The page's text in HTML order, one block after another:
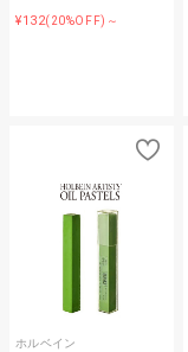
¥132(20%OFF)～
ホルベイン